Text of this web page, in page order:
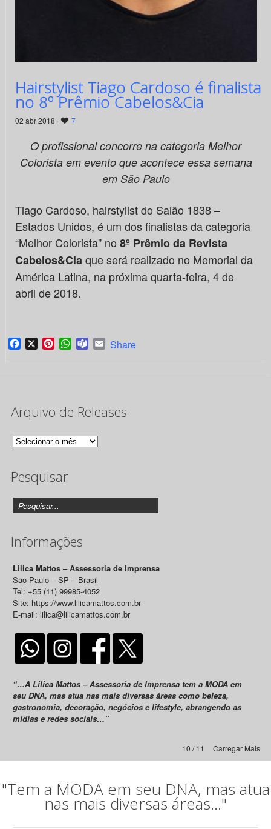
Hairstylist Tiago Cardoso é finalista
no 8º Prêmio Cabelos&Cia
02 abr 2018 · 7
O profissional concorre na categoria Melhor
Colorista em evento que acontece essa semana
em São Paulo
Tiago Cardoso, hairstylist do Salão 1838 –
Estados Unidos, é um dos finalistas da categoria
“Melhor Colorista” no 8º Prêmio da Revista
Cabelos&Ciaque será realizado no Memorial da
América Latina, na próxima quarta-feira, 4 de
abril de 2018.
Facebook
X PinterestWhatsApp
TeamsEmail
Share
Arquivo de Releases
Arquivo
Releases
Pesquisar
Informações
Lilica Mattos – Assessoria de Imprensa
São Paulo – SP – Brasil
Tel: +55 (11) 99985-4052
Site: https://www.lilicamattos.com.br
E-mail: lilica@lilicamattos.com.br
“…A Lilica Mattos – Assessoria de Imprensa tem a MODA em
seu DNA, mas atua nas mais diversas áreas como beleza,
gastronomia, decoração, negócios e lifestyle, abrangendo as
mídias e redes sociais…”
Carregar Mais
10 / 11
"Tem a MODA em seu DNA, mas atua
nas mais diversas áreas..."